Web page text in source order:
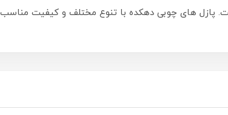
پازل های چوبی دهکده با تنوع مختلف و کیفیت